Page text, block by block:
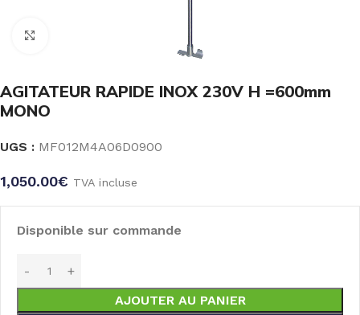
AGITATEUR RAPIDE INOX 230V H =600mm
MONO
UGS : MF012M4A06D0900
1,050.00€ TVA incluse
Disponible sur commande
AJOUTER AU PANIER